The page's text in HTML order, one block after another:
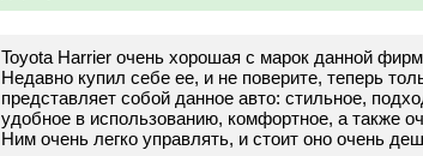
Toyota Harrier очень хорошая с марок данной
Недавно купил себе ее, и не поверите, теперь
представляет собой данное авто: стильное,
удобное в использованию, комфортное, а также
Ним очень легко управлять, и стоит оно очень